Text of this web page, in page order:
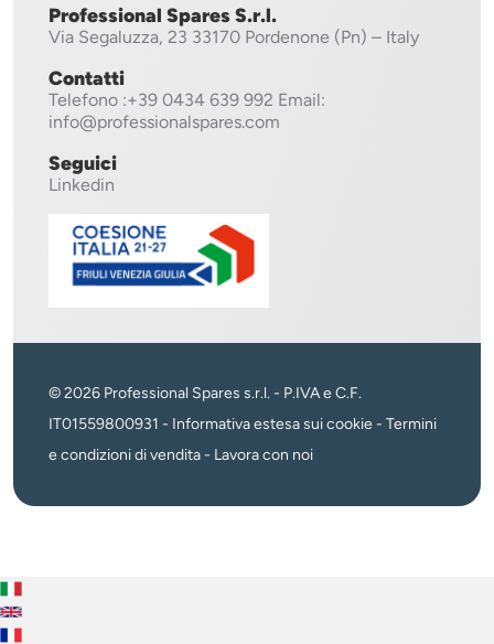
Professional Spares S.r.l.
Via Segaluzza, 23 33170 Pordenone (Pn) – Italy
Contatti
Telefono :+39 0434 639 992 Email:
info@professionalspares.com
Seguici
Linkedin
© 2026 Professional Spares s.r.l. - P.IVA e C.F.
IT01559800931 - Informativa estesa sui cookie - Termini
e condizioni di vendita- Lavora con noi